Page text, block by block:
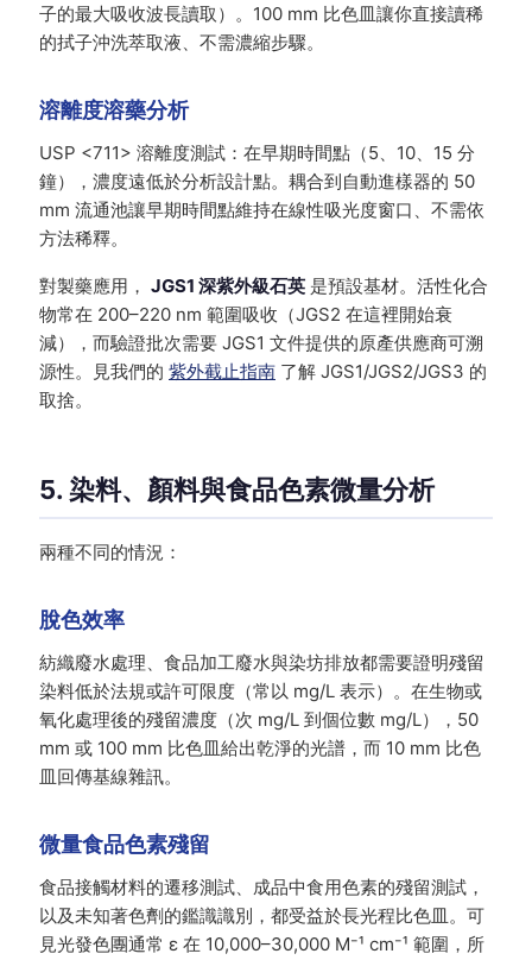
子的最大吸收波長讀取）。100 mm 比色皿讓你直接讀稀
的拭子沖洗萃取液、不需濃縮步驟。
溶離度溶藥分析
USP <711> 溶離度測試：在早期時間點（5、10、15 分
鐘），濃度遠低於分析設計點。耦合到自動進樣器的 50
mm 流通池讓早期時間點維持在線性吸光度窗口、不需依
方法稀釋。
對製藥應用， JGS1 深紫外級石英 是預設基材。活性化合
物常在 200–220 nm 範圍吸收（JGS2 在這裡開始衰
減），而驗證批次需要 JGS1 文件提供的原產供應商可溯
源性。見我們的 紫外截止指南 了解 JGS1/JGS2/JGS3 的
取捨。
5. 染料、顏料與食品色素微量分析
兩種不同的情況：
脫色效率
紡織廢水處理、食品加工廢水與染坊排放都需要證明殘留
染料低於法規或許可限度（常以 mg/L 表示）。在生物或
氧化處理後的殘留濃度（次 mg/L 到個位數 mg/L），50
mm 或 100 mm 比色皿給出乾淨的光譜，而 10 mm 比色
皿回傳基線雜訊。
微量食品色素殘留
食品接觸材料的遷移測試、成品中食用色素的殘留測試，
以及未知著色劑的鑑識識別，都受益於長光程比色皿。可
見光發色團通常 ε 在 10,000–30,000 M⁻¹ cm⁻¹ 範圍，所